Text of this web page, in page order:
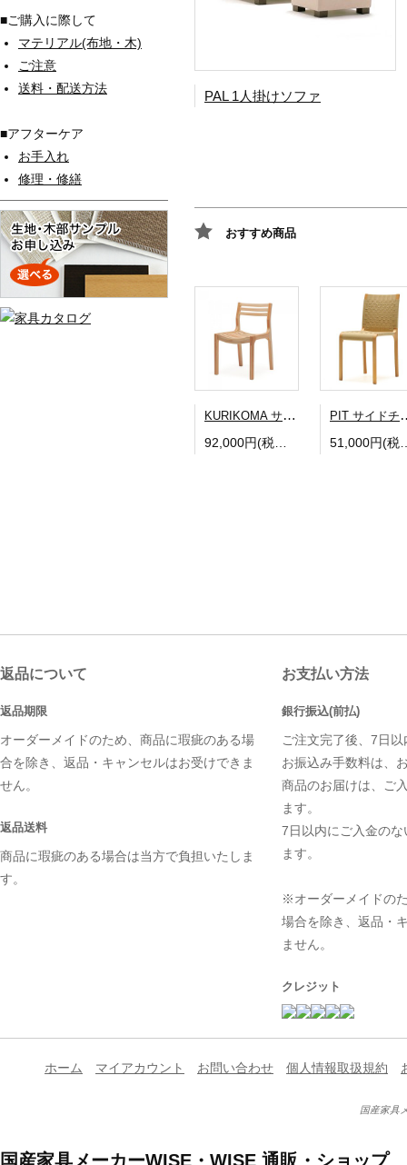
PAL 1人掛けソファ
おすすめ商品
KURIKOMA サイドチェア PIT
■ご購入に際して
マテリアル(布地・木)
ご注意
送料・配送方法
■アフターケア
お手入れ
修理・修繕
返品について
返品期限
オーダーメイドのため、商品に瑕疵のある場
合を除き、返品・キャンセルはお受けできま
せん。
返品送料
商品に瑕疵のある場合は当方で負担いたしま
す。
お支払い方法
銀行振込(前払)
ご注文完了後、7日
お振込み手数料は、
商品のお届けは、ご
ます。
7日以内にご入金の
ます。
※オーダーメイドの
場合を除き、返品・
ません。
クレジット
ホーム マイアカウント お問い合わせ 個人情報取扱規約
国産家具
国産家具メーカーWISE・WISE 通販・ショップ